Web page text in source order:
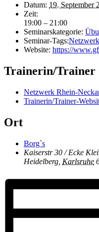
Datum: 19. September
Zeit:
19:00 – 21:00
Seminarskategorie:
Seminar-Tags:
Website: https://
Trainerin/Trainer
Netzwerk Rhein-
Trainerin/Trainer-
Ort
Borg`s
Kaiserstr 30 / Ecke
Heidelberg Karlsruhe